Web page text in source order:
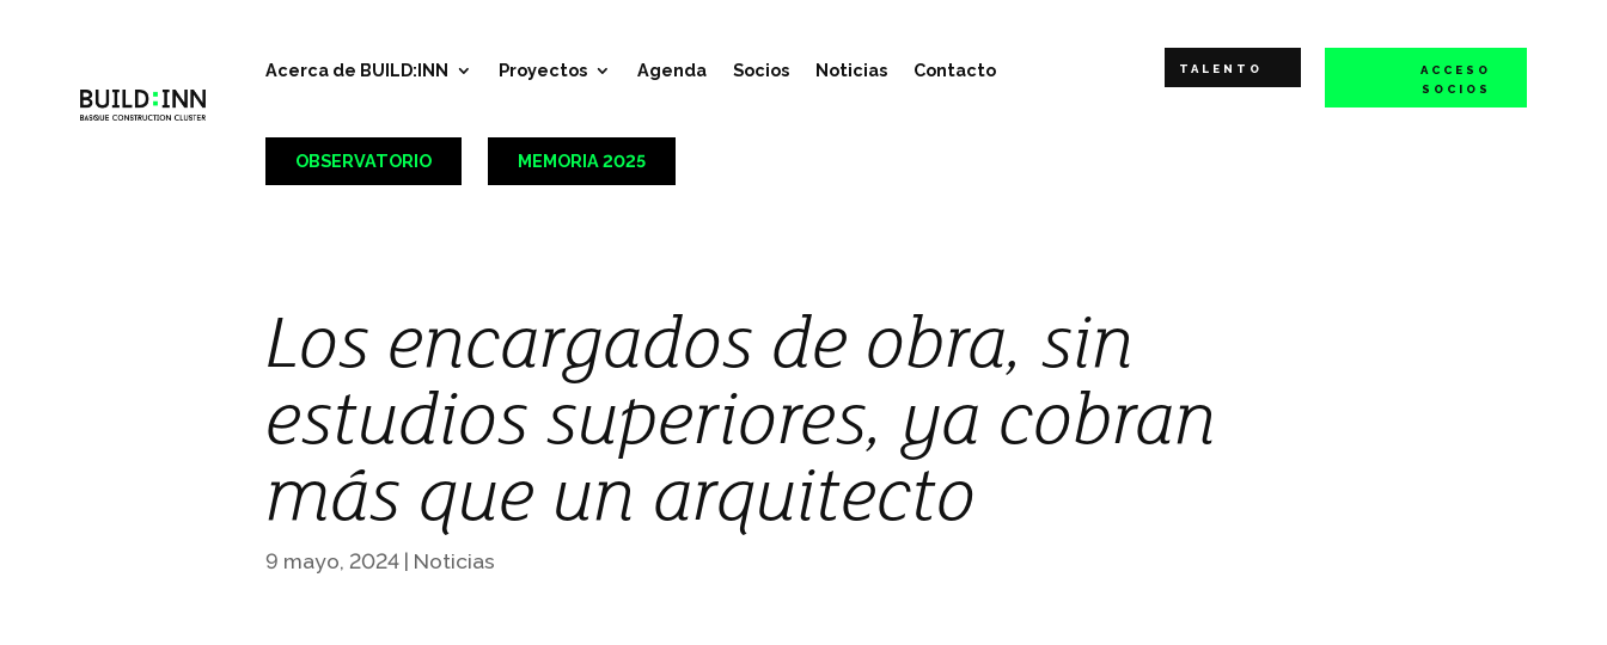
Acerca de BUILD:INN Proyectos Agenda Socios Noticias Contacto
OBSERVATORIO MEMORIA 2025
TALENTO
ACCESO
SOCIOS
Los encargados de obra, sin
estudios superiores, ya cobran
más que un arquitecto
9 mayo, 2024 | Noticias